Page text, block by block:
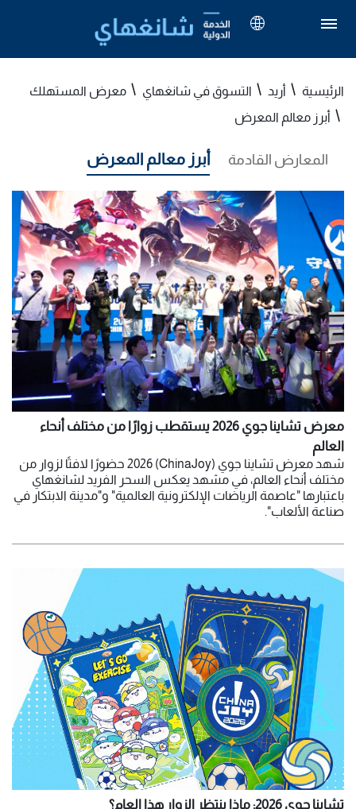
الرئيسية أريد التسوق في شانغهاي
معرض المستهلك
أبرز معالم المعرض
المعارض القادمة أبرز معالم المعرض
معرض تشاينا جوي 2026 يستقطب زوارًا من مختلف أنحاء
العالم
شهد معرض تشاينا جوي (ChinaJoy) 2026 حضورًا لافتًا لزوار من
مختلف أنحاء العالم، في مشهد يعكس السحر الفريد لشانغهاي
باعتبارها "عاصمة الرياضات الإلكترونية العالمية" و"مدينة الابتكار في
صناعة الألعاب".
تشاينا جوي 2026: ماذا ينتظر الزوار هذا العام؟